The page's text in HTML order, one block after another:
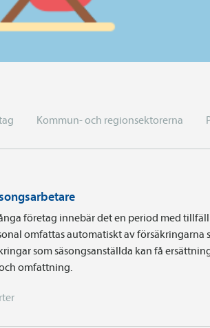
Kommun- och regionsektorerna
företag innebär det en period med
omfattas automatiskt av försäkringarna
som säsongsanställda kan få
omfattning.